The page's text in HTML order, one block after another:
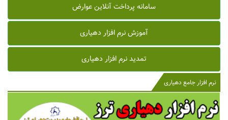
سامانه پرداخت آنلاین عوارض
آموزش نرم افزار دهیاری
تمدید نرم افزار دهیاری
نرم افزار جامع دهیاری